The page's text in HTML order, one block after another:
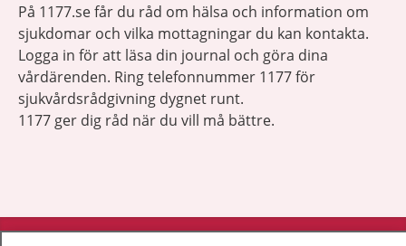
På 1177.se får du råd om hälsa och information om
sjukdomar och vilka mottagningar du kan kontakta.
Logga in för att läsa din journal och göra dina
vårdärenden. Ring telefonnummer 1177 för
sjukvårdsrådgivning dygnet runt.
1177 ger dig råd när du vill må bättre.
Visa